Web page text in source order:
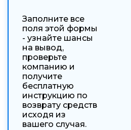
Заполните все
поля этой формы
- узнайте шансы
на вывод,
проверьте
компанию и
получите
бесплатную
инструкцию по
возврату средств
исходя из
вашего случая.